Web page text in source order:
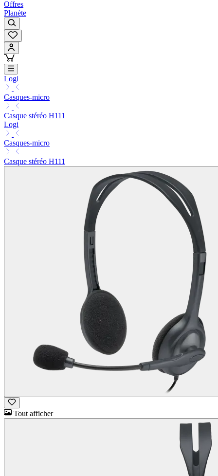
Offres
Planète
Logi
Casques-micro
Casque stéréo H111
Logi
Casques-micro
Casque stéréo H111
Tout afficher